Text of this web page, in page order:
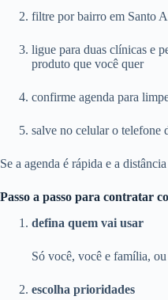
filtre por bairro em Santo
ligue para duas clínicas e
produto que você quer
confirme agenda para
salve no celular o telefone
Se a agenda é rápida e a
Passo a passo para contratar
defina quem vai usar
Só você, você e família, ou
escolha prioridades